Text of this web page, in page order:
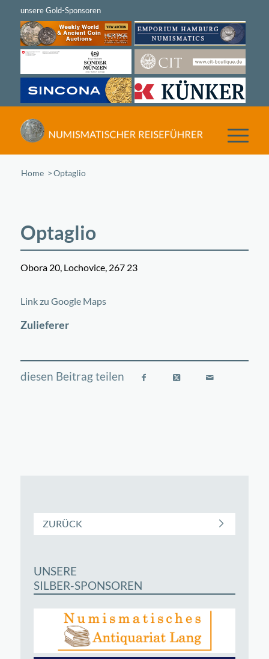
Home /Optaglio
Optaglio
Obora 20, Lochovice, 267 23
+
Link zu Google Maps
Zulieferer
ZURÜCK
UNSERE
SILBER-SPONSOREN